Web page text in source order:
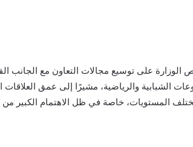
الوزارة على توسيع مجالات التعاون مع الجانب
الشبابية والرياضية، مشيرًا إلى عمق
المستويات، خاصة في ظل الاهتمام الكبير من